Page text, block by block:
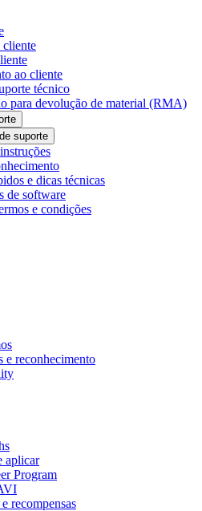
cliente
ao cliente
técnico
para devolução de material (RMA)
suporte
e dicas técnicas
de software
e condições
e reconhecimento
aplicar
Program
recompensas